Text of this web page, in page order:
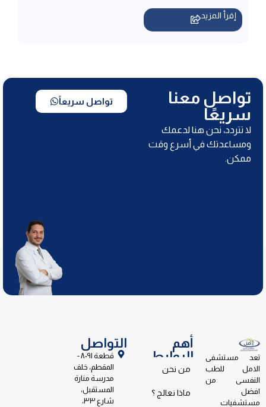
تواصل معنا
سريعًا
لا تتردد، نحن هنا لدعمك
ومساعدتك في أسرع وقت
ممكن.
تواصل سريعاً
تعد مستشفى
الامل للطب
النفسى من
افضل
مستشفيات
أهم
الروابط
من نحن
ماذا نعالج ؟
التواصل
قطعة ٨٠٩١ -
المقطم، خلف
مدرسة منارة
المستقبل،
شارع ٣٣،